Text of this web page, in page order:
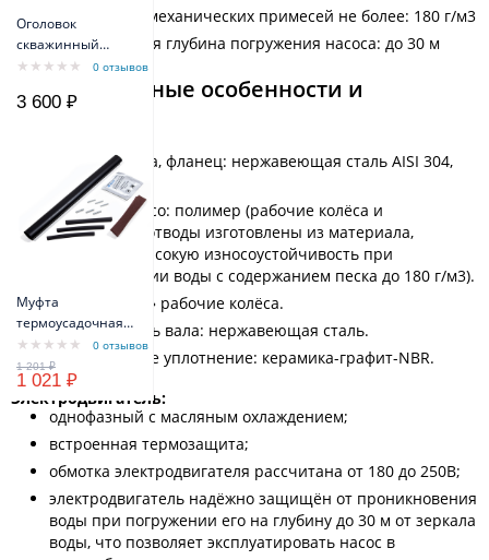
Оголовок
скважинный
ОСПБ 130-140/32
0 отзывов
3 600 ₽
Муфта
термоусадочная
МТК 3x1,5 мм -
3x2,5мм
0 отзывов
1 021 ₽
Содержание механических примесей не более: 180 г/м3
Максимальная глубина погружения насоса: до 30 м
Конструктивные особенности и
материалы
Корпус насоса, фланец: нержавеющая сталь AISI 304,
латунь.
Рабочее колесо: полимер (рабочие колёса и
лопаточные отводы изготовлены из материала,
имеющего высокую износоустойчивость при
перекачивании воды с содержанием песка до 180 г/м3).
«Плавающие» рабочие колёса.
Рабочий часть вала: нержавеющая сталь.
Механическое уплотнение: керамика-графит-NBR.
Электродвигатель:
однофазный с масляным охлаждением;
встроенная термозащита;
обмотка электродвигателя рассчитана от 180 до 250В;
электродвигатель надёжно защищён от проникновения
воды при погружении его на глубину до 30 м от зеркала
воды, что позволяет эксплуатировать насос в